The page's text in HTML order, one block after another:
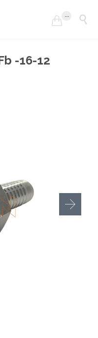

... 
-16-12